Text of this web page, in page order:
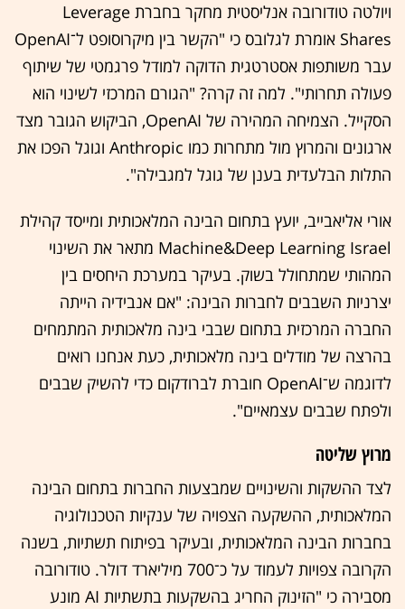
ויולטה טודורובה אנליסטית מחקר בחברת Leverage
Shares אומרת לגלובס כי "הקשר בין מיקרוסופט ל־OpenAI
עבר משותפות אסטרטגית הדוקה למודל פרגמטי של שיתוף
פעולה תחרותי". למה זה קרה? "הגורם המרכזי לשינוי הוא
הסקייל. הצמיחה המהירה של OpenAI, הביקוש הגובר מצד
ארגונים והמרוץ מול מתחרות כמו Anthropic וגוגל הפכו את
התלות הבלעדית בענן של גוגל למגבילה".
אורי אליאבייב, יועץ בתחום הבינה המלאכותית ומייסד קהילת
Machine&Deep Learning Israel מתאר את השינוי
המהותי שמתחולל בשוק. בעיקר במערכת היחסים בין
יצרניות השבבים לחברות הבינה: "אם אנבידיה הייתה
החברה המרכזית בתחום שבבי בינה מלאכותית המתמחים
בהרצה של מודלים בינה מלאכותית, כעת אנחנו רואים
לדוגמה ש־OpenAI חוברת לברודקום כדי להשיק שבבים
ולפתח שבבים עצמאיים".
מרוץ שליטה
לצד ההשקות והשינויים שמבצעות החברות בתחום הבינה
המלאכותית, ההשקעה הצפויה של ענקיות הטכנולוגיה
בחברות הבינה המלאכותית, ובעיקר בפיתוח תשתיות, בשנה
הקרובה צפויות לעמוד על כ־700 מיליארד דולר. טודורובה
מסבירה כי "הזינוק החריג בהשקעות בתשתיות AI מונע